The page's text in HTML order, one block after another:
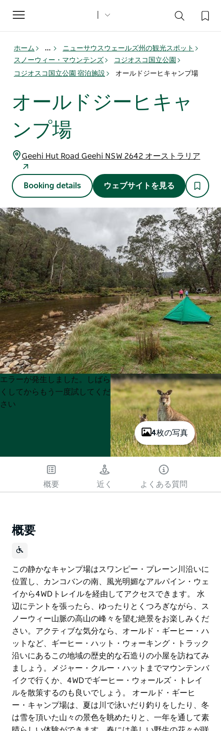
Toggle
navigation
ホーム ...
ニューサウスウェールズ州の観光スポット
スノーウィー・マウンテンズ
コジオスコ国立公園
コジオスコ国立公園 宿泊施設
オールドジーヒキャンプ場
オールドジーヒキャ
ンプ場
Geehi Hut Road Geehi NSW 2642 オーストラリア
Booking details ウェブサイトを見る
4枚の写真
Product
List
Product
List
エラーが発生しました。しばら
くしてからもう一度試してくだ
さい
概要 近く よくある質問
概要
この静かなキャンプ場はスワンピー・プレーン川沿いに
位置し、カンコバンの南、風光明媚なアルパイン・ウェ
イから4WDトレイルを経由してアクセスできます。 水
辺にテントを張ったら、ゆったりとくつろぎながら、ス
ノーウィー山脈の高山の峰々を望む絶景をお楽しみくだ
さい。アクティブな気分なら、オールド・ギーヒー・ハ
ットなど、ギーヒー・ハット・ウォーキング・トラック
沿いにあるこの地域の歴史的な石造りの小屋を訪ねてみ
ましょう。メジャー・クルー・ハットまでマウンテンバ
イクで行くか、4WDでギーヒー・ウォールズ・トレイ
ルを散策するのも良いでしょう。 オールド・ギーヒ
ー・キャンプ場は、夏は川で泳いだり釣りをしたり、冬
は雪を頂いた山々の景色を眺めたりと、一年を通して素